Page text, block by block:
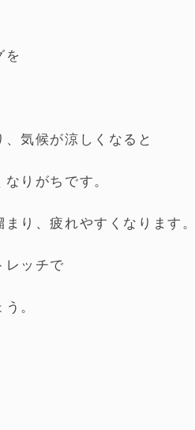
を
気候が涼しくなると
りがちです。
り、疲れやすくなります
レッチで
。